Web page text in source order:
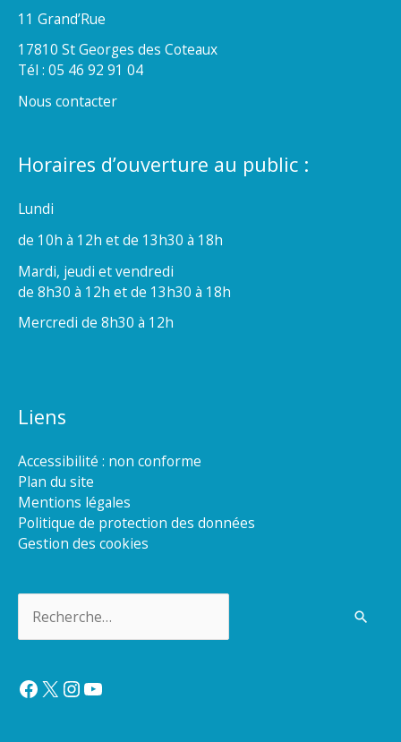
11 Grand’Rue
17810 St Georges des Coteaux
Tél : 05 46 92 91 04
Nous contacter
Horaires d’ouverture au public :
Lundi
de 10h à 12h et de 13h30 à 18h
Mardi, jeudi et vendredi
de 8h30 à 12h et de 13h30 à 18h
Mercredi de 8h30 à 12h
Liens
Accessibilité : non conforme
Plan du site
Mentions légales
Politique de protection des données
Gestion des cookies
Facebook
X Instagram
YouTube